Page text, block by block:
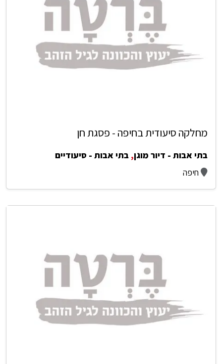
מחלקה סיעודית בחיפה - פסגת חן
בתי אבות - דיור מוגן, בתי אבות - סיעודיים
חיפה